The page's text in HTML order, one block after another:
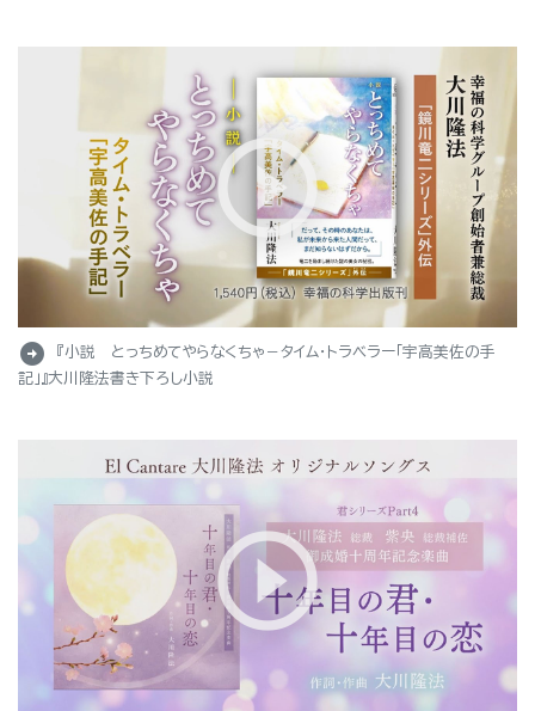
arrow_circle_right
『小説 とっちめてやらなくちゃ－タイム・トラベラー「宇高美佐の手
記」』大川隆法書き下ろし小説